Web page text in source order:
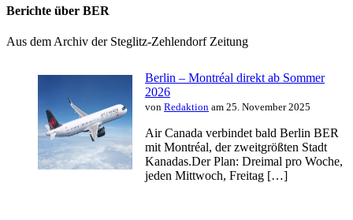
Berichte über BER
Aus dem Archiv der Steglitz-Zehlendorf Zeitung
Berlin – Montréal direkt ab Sommer
2026
von Redaktion am 25. November 2025
Air Canada verbindet bald Berlin BER
mit Montréal, der zweitgrößten Stadt
Kanadas.Der Plan: Dreimal pro Woche,
jeden Mittwoch, Freitag […]